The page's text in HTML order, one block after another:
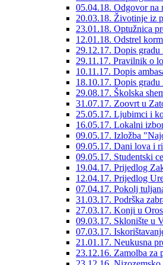
05.04.18. Odgovor na
20.03.18. Životinje iz
23.01.18. Optužnica
12.01.18. Odstrel
29.12.17. Dopis
29.11.17. Pravilnik o
10.11.17. Dopis
18.10.17. Dopis
29.08.17. Školska
31.07.17. Zoovrt u
25.05.17. Ljubimci i
16.05.17. Lokalni
09.05.17. Izložba
09.05.17. Dani lova i
09.05.17. Studentski
19.04.17. Prijedlog
12.04.17. Prijedlog
07.04.17. Pokolj
31.03.17. Podrška
27.03.17. Konji u
09.03.17. Sklonište u
07.03.17.
21.01.17. Neukusna
23.12.16. Zamolba za